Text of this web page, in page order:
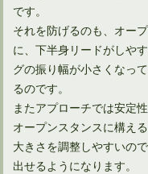
ドライバーのバックスピ
です。
それを防げるのも、オー
に、下半身リードがしや
グの振り幅が小さくなっ
るのです。
またアプローチでは安定
オープンスタンスに構え
大きさを調整しやすいの
出せるようになります。